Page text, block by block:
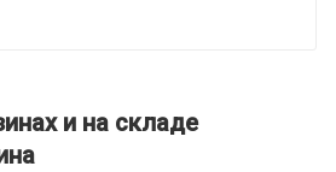
и на складе